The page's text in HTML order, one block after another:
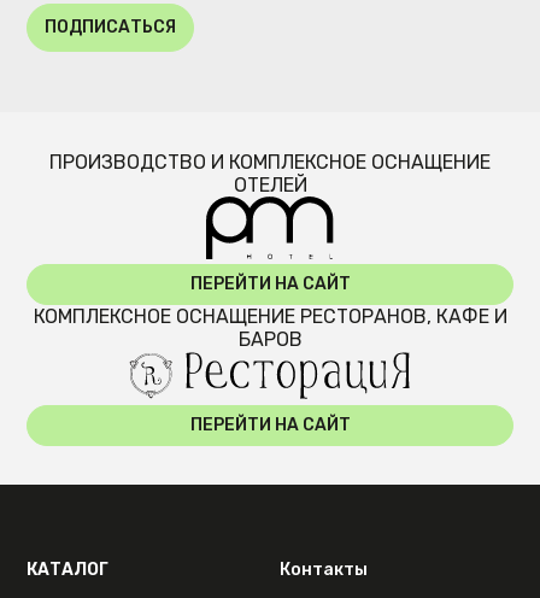
ПОДПИСАТЬСЯ
ПРОИЗВОДСТВО И КОМПЛЕКСНОЕ ОСНАЩЕНИЕ
ОТЕЛЕЙ
ПЕРЕЙТИ НА САЙТ
КОМПЛЕКСНОЕ ОСНАЩЕНИЕ РЕСТОРАНОВ, КАФЕ И
БАРОВ
ПЕРЕЙТИ НА САЙТ
КАТАЛОГ
Контакты